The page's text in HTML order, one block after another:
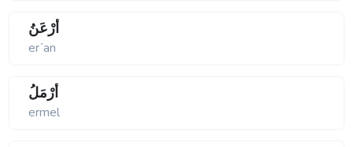
أَرْعَنُ
erʹan
أَرْمَلُ
ermel